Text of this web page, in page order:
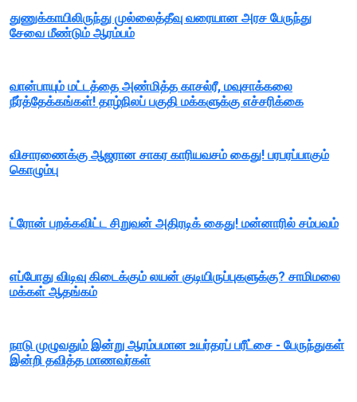
துணுக்காயிலிருந்து முல்லைத்தீவு வரையான அரச பேருந்து
சேவை மீண்டும் ஆரம்பம்
வான்பாயும் மட்டத்தை அண்மித்த காசல்ரீ, மவுசாக்கலை
நீர்த்தேக்கங்கள்! தாழ்நிலப் பகுதி மக்களுக்கு எச்சரிக்கை
விசாரணைக்கு ஆஜரான சாகர காரியவசம் கைது! பரபரப்பாகும்
கொழும்பு
ட்ரோன் பறக்கவிட்ட சிறுவன் அதிரடிக் கைது! மன்னாரில் சம்பவம்
எப்போது விடிவு கிடைக்கும் லயன் குடியிருப்புகளுக்கு? சாமிமலை
மக்கள் ஆதங்கம்
நாடு முழுவதும் இன்று ஆரம்பமான உயர்தரப் பரீட்சை - பேருந்துகள்
இன்றி தவித்த மாணவர்கள்